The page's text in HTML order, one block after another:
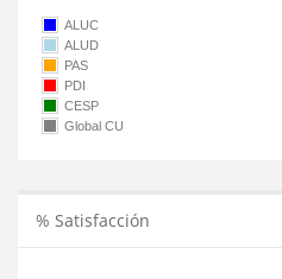
ALUC
ALUD
PAS
PDI
CESP
Global CU
% Satisfacción